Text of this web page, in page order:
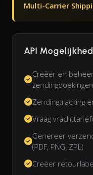
Multi-Carrier
API
Creëer en beheer
zendingboekingen
Zendingtracking
Vraag
Genereer
(PDF, PNG, ZPL)
Creëer